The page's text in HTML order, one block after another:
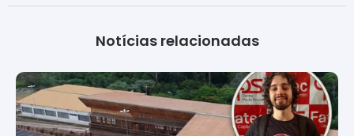
Notícias relacionadas